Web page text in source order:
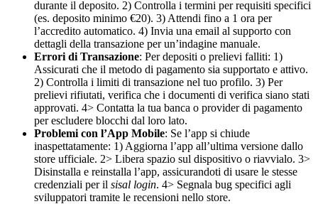
durante il deposito. 2) Controlla i termini per requisiti specifici
(es. deposito minimo €20). 3) Attendi fino a 1 ora per
l’accredito automatico. 4) Invia una email al supporto con
dettagli della transazione per un’indagine manuale.
Errori di Transazione: Per depositi o prelievi falliti: 1)
Assicurati che il metodo di pagamento sia supportato e attivo.
2) Controlla i limiti di transazione nel tuo profilo. 3) Per
prelievi rifiutati, verifica che i documenti di verifica siano stati
approvati. 4> Contatta la tua banca o provider di pagamento
per escludere blocchi dal loro lato.
Problemi con l’App Mobile: Se l’app si chiude
inaspettatamente: 1) Aggiorna l’app all’ultima versione dallo
store ufficiale. 2> Libera spazio sul dispositivo o riavvialo. 3>
Disinstalla e reinstalla l’app, assicurandoti di usare le stesse
credenziali per il sisal login. 4> Segnala bug specifici agli
sviluppatori tramite le recensioni nello store.